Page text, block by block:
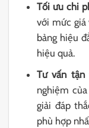
Tối ưu chi
với mức giá
bảng hiệu
hiệu quả.
Tư vấn tận
nghiệm
giải đáp
phù hợp